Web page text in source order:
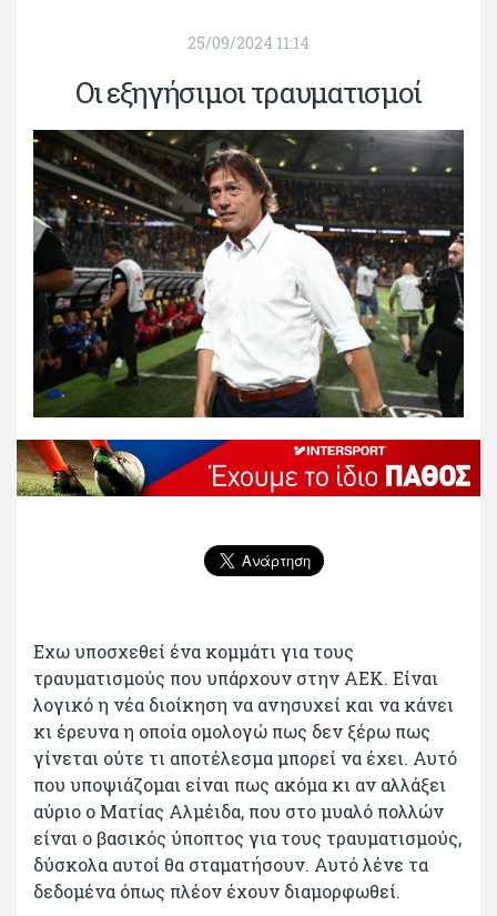
25/09/2024 11:14
Οι εξηγήσιμοι τραυματισμοί
Εχω υποσχεθεί ένα κομμάτι για τους
τραυματισμούς που υπάρχουν στην ΑΕΚ. Είναι
λογικό η νέα διοίκηση να ανησυχεί και να κάνει
κι έρευνα η οποία ομολογώ πως δεν ξέρω πως
γίνεται ούτε τι αποτέλεσμα μπορεί να έχει. Αυτό
που υποψιάζομαι είναι πως ακόμα κι αν αλλάξει
αύριο ο Ματίας Αλμέιδα, που στο μυαλό πολλών
είναι ο βασικός ύποπτος για τους τραυματισμούς,
δύσκολα αυτοί θα σταματήσουν. Αυτό λένε τα
δεδομένα όπως πλέον έχουν διαμορφωθεί.